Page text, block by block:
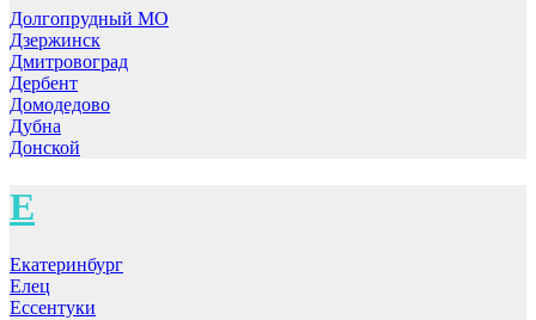
Долгопрудный МО
Дзержинск
Дмитровоград
Дербент
Домодедово
Дубна
Донской
Е
Екатеринбург
Елец
Ессентуки